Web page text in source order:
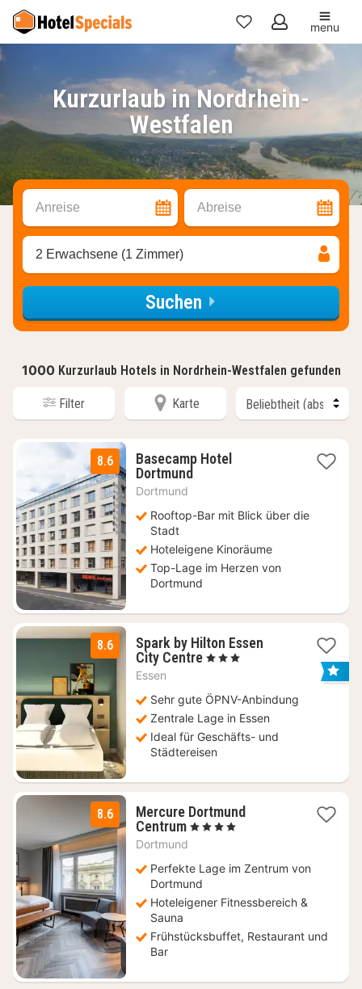
Meine
Favoriten
menu
Kurzurlaub in Nordrhein-
Westfalen
Anreise Abreise
2 Erwachsene (1 Zimmer)
Suchen
1000 Kurzurlaub Hotels in Nordrhein-Westfalen gefunden
Filter Karte
8.6
Basecamp Hotel
Dortmund
84,93
Dortmund
Rooftop-Bar mit Blick über die
Stadt
Hoteleigene Kinoräume
Top-Lage im Herzen von
Dortmund
8.6
Spark by Hilton Essen
City Centre3
52,15
€
, 3 Sterne
Essen
Sehr gute ÖPNV-Anbindung
Zentrale Lage in Essen
Ideal für Geschäfts- und
Städtereisen
8.6
Mercure Dortmund
Centrum1
95,68
€
, 4 Sterne
Dortmund
Perfekte Lage im Zentrum von
Dortmund
Hoteleigener Fitnessbereich &
Sauna
Frühstücksbuffet, Restaurant und
Bar